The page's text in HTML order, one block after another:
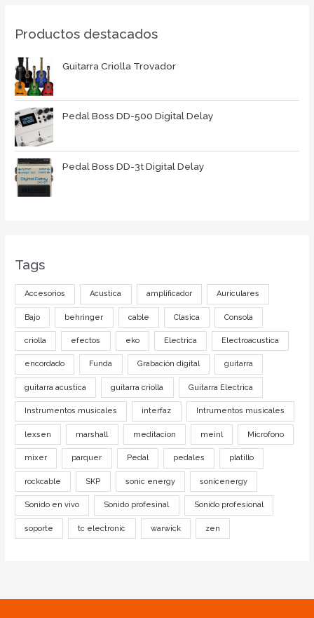
Productos destacados
Guitarra Criolla Trovador
Pedal Boss DD-500 Digital Delay
Pedal Boss DD-3t Digital Delay
Tags
Accesorios Acustica amplificador Auriculares
Bajo behringer cable Clasica Consola
criolla efectos eko Electrica Electroacustica
encordado Funda Grabación digital guitarra
guitarra acustica guitarra criolla Guitarra Electrica
Instrumentos musicales interfaz Intrumentos musicales
lexsen marshall meditacion meinl Microfono
mixer parquer Pedal pedales platillo
rockcable SKP sonic energy sonicenergy
Sonido en vivo Sonido profesinal Sonido profesional
soporte tc electronic warwick zen